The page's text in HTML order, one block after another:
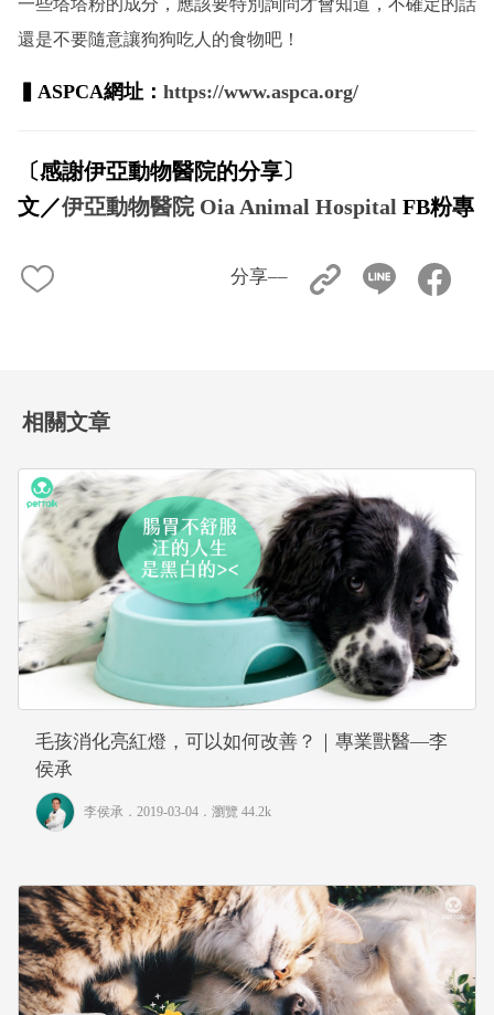
一些塔塔粉的成分，應該要特別詢問才會知道，不確定的話
還是不要隨意讓狗狗吃人的食物吧！
▍ASPCA網址： https://www.aspca.org/
〔感謝伊亞動物醫院的分享〕
文／伊亞動物醫院 Oia Animal Hospital FB粉專
分享––
相關文章
毛孩消化亮紅燈，可以如何改善？｜專業獸醫—李
侯承
李侯承 ．2019-03-04． 瀏覽 44.2k